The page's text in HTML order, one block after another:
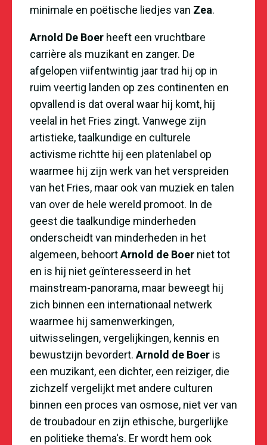
minimale en poëtische liedjes van Zea.
Arnold De Boer heeft een vruchtbare
carrière als muzikant en zanger. De
afgelopen viifentwintig jaar trad hij op in
ruim veertig landen op zes continenten en
opvallend is dat overal waar hij komt, hij
veelal in het Fries zingt. Vanwege zijn
artistieke, taalkundige en culturele
activisme richtte hij een platenlabel op
waarmee hij zijn werk van het verspreiden
van het Fries, maar ook van muziek en talen
van over de hele wereld promoot. In de
geest die taalkundige minderheden
onderscheidt van minderheden in het
algemeen, behoortArnold de Boer niet tot
en is hij niet geïnteresseerd in het
mainstream-panorama, maar beweegt hij
zich binnen een internationaal netwerk
waarmee hij samenwerkingen,
uitwisselingen, vergelijkingen, kennis en
bewustzijn bevordert. Arnold de Boer is
een muzikant, een dichter, een reiziger, die
zichzelf vergelijkt met andere culturen
binnen een proces van osmose, niet ver van
de troubadour en zijn ethische, burgerlijke
en politieke thema's. Er wordt hem ook